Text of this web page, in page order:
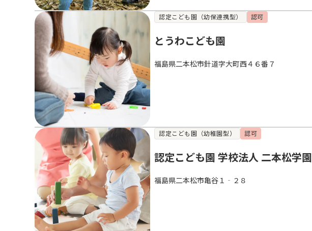
認定こども園（幼保連携型） 認可
とうわこども園
福島県二本松市針道字大町西４６番７
認定こども園（幼稚園型） 認可
認定こども園 学校法人 二本松学園
福島県二本松市亀谷１‐２８